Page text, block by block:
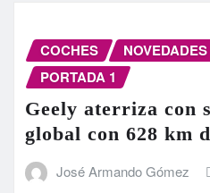
COCHES
PORTADA 1
Geely aterriza con
global con 628 km
José Armando Gómez